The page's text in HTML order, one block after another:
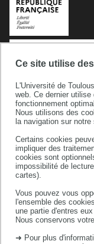
Ce site utilise
L'Université de
web. Ce dernier
fonctionnement
Nous utilisons des
la navigation sur
Certains cookies
impliquer des
cookies sont
impossibilité de
cartes).
Vous pouvez vous
l'ensemble des
une partie d'entres
Nous conservons
➜ Pour plus
Université de
118 route de
31062 TOULOUSE
téléphone +33